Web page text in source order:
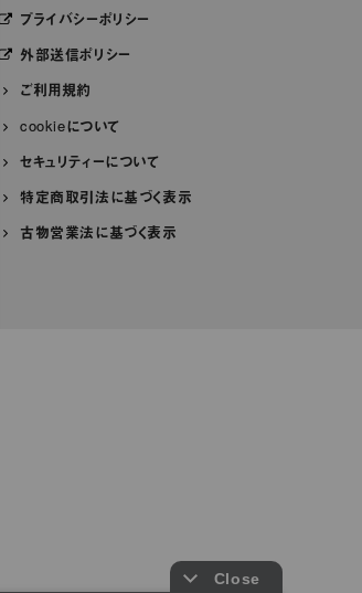
プライバシーポリシー
外部送信ポリシー
ご利用規約
cookieについて
セキュリティーについて
特定商取引法に基づく表示
古物営業法に基づく表示